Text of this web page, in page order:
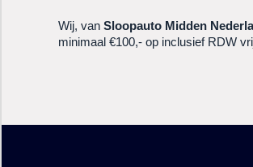
Wij, van Sloopauto Midden
minimaal €100,- op inclusief RDW